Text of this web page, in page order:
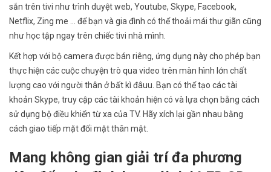
sắn trên tivi như trình duyệt web, Youtube, Skype, Facebook,
Netflix, Zing me … để bạn và gia đình có thể thoải mái thư giãn cũng
như học tập ngay trên chiếc tivi nhà mình.
Kết hợp với bộ camera được bán riêng, ứng dụng này cho phép bạn
thực hiện các cuộc chuyện trò qua video trên màn hình lớn chất
lượng cao với người thân ở bất kì đâuu. Bạn có thể tạo các tài
khoản Skype, truy cập các tài khoản hiện có và lựa chọn bằng cách
sử dụng bộ điều khiển từ xa của TV. Hãy xích lại gần nhau bằng
cách giao tiếp mặt đối mặt thân mật.
Mang không gian giải trí đa phương